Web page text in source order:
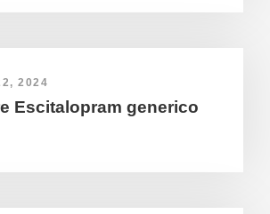
2024
Escitalopram generico